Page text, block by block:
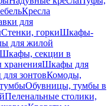
Кресла
для
Стенки, горкиШкафы-
для жилой
Шкафы, секции в
храненияШкафы для
зонтовКомоды,
Обувницы, тумбы в
Пеленальные столики,